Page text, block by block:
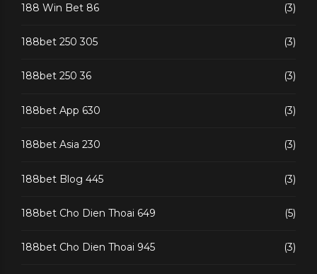
188 Win Bet 86 (3)
188bet 250 305 (3)
188bet 250 36 (3)
188bet App 630 (3)
188bet Asia 230 (3)
188bet Blog 445 (3)
188bet Cho Dien Thoai 649 (5)
188bet Cho Dien Thoai 945 (3)